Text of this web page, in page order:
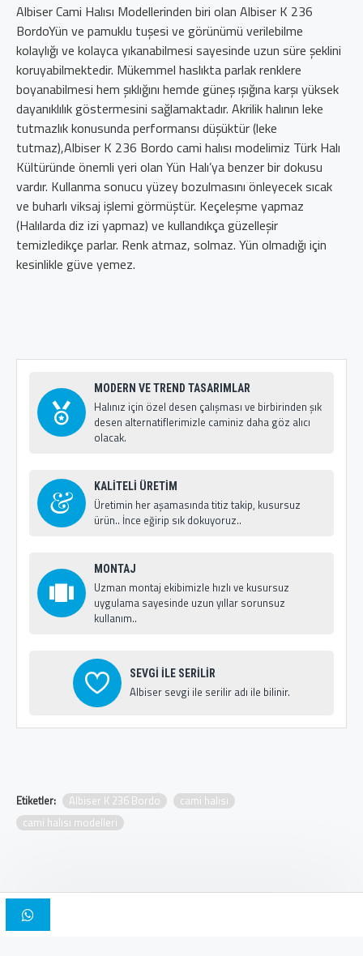
Albiser Cami Halısı Modellerinden biri olan Albiser K 236
BordoYün ve pamuklu tuşesi ve görünümü verilebilme
kolaylığı ve kolayca yıkanabilmesi sayesinde uzun süre şeklini
koruyabilmektedir. Mükemmel haslıkta parlak renklere
boyanabilmesi hem şıklığını hemde güneş ışığına karşı yüksek
dayanıklılık göstermesini sağlamaktadır. Akrilik halının leke
tutmazlık konusunda performansı düşüktür (leke
tutmaz),Albiser K 236 Bordo cami halısı modelimiz Türk Halı
Kültüründe önemli yeri olan Yün Halı’ya benzer bir dokusu
vardır. Kullanma sonucu yüzey bozulmasını önleyecek sıcak
ve buharlı viksaj işlemi görmüştür. Keçeleşme yapmaz
(Halılarda diz izi yapmaz) ve kullandıkça güzelleşir
temizledikçe parlar. Renk atmaz, solmaz. Yün olmadığı için
kesinlikle güve yemez.
MODERN VE TREND TASARIMLAR
Halınız için özel desen çalışması ve birbirinden şık
desen alternatiflerimizle caminiz daha göz alıcı
olacak.
KALİTELİ ÜRETİM
Üretimin her aşamasında titiz takip, kusursuz
ürün.. İnce eğirip sık dokuyoruz..
MONTAJ
Uzman montaj ekibimizle hızlı ve kusursuz
uygulama sayesinde uzun yıllar sorunsuz
kullanım..
SEVGİ İLE SERİLİR
Albiser sevgi ile serilir adı ile bilinir.
Etiketler: Albiser K 236 Bordo
cami halısı
cami halısı modelleri
Copyright © 2025, Albiser Cami Halıları | Tasarım İskender Bilici